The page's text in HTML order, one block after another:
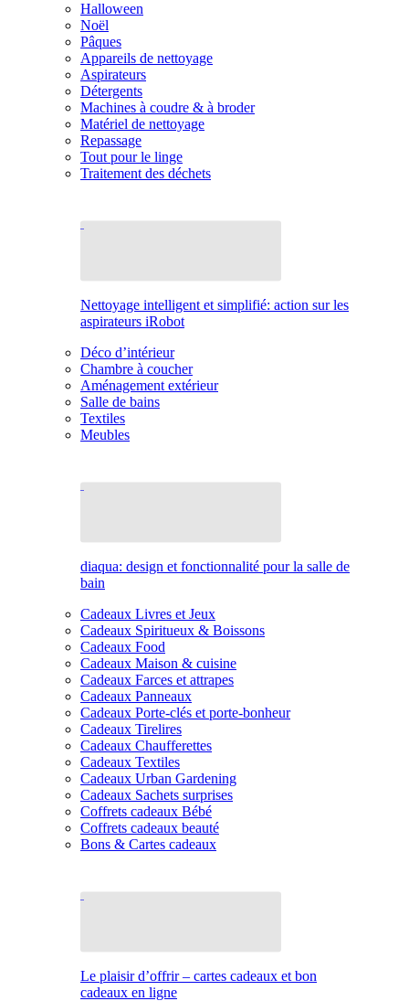
Halloween
Noël
Pâques
Appareils de nettoyage
Aspirateurs
Détergents
Machines à coudre & à broder
Matériel de nettoyage
Repassage
Tout pour le linge
Traitement des déchets
Nettoyage intelligent et simplifié: action sur les
aspirateurs iRobot
Déco d’intérieur
Chambre à coucher
Aménagement extérieur
Salle de bains
Textiles
Meubles
diaqua: design et fonctionnalité pour la salle de
bain
Cadeaux Livres et Jeux
Cadeaux Spiritueux & Boissons
Cadeaux Food
Cadeaux Maison & cuisine
Cadeaux Farces et attrapes
Cadeaux Panneaux
Cadeaux Porte-clés et porte-bonheur
Cadeaux Tirelires
Cadeaux Chaufferettes
Cadeaux Textiles
Cadeaux Urban Gardening
Cadeaux Sachets surprises
Coffrets cadeaux Bébé
Coffrets cadeaux beauté
Bons & Cartes cadeaux
Le plaisir d’offrir – cartes cadeaux et bon
cadeaux en ligne